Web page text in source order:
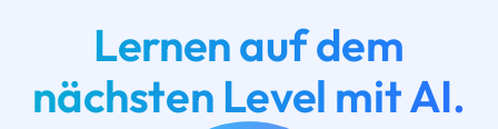
Lernen auf dem
nächsten Level mit AI.